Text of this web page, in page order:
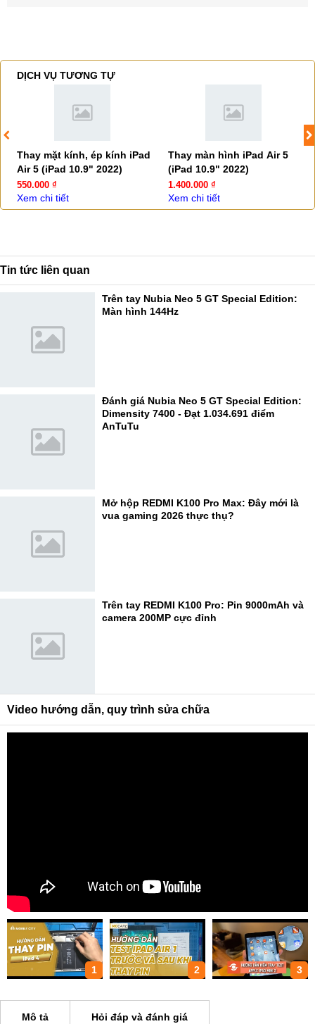
DỊCH VỤ TƯƠNG TỰ
Thay mặt kính, ép kính iPad
Air 5 (iPad 10.9" 2022)
550.000 ₫
Xem chi tiết
Thay màn hình iPad Air 5
(iPad 10.9" 2022)
1.400.000 ₫
Xem chi tiết
Tin tức liên quan
Trên tay Nubia Neo 5 GT Special Edition:
Màn hình 144Hz
Đánh giá Nubia Neo 5 GT Special Edition:
Dimensity 7400 - Đạt 1.034.691 điểm
AnTuTu
Mở hộp REDMI K100 Pro Max: Đây mới là
vua gaming 2026 thực thụ?
Trên tay REDMI K100 Pro: Pin 9000mAh và
camera 200MP cực đỉnh
Video hướng dẫn, quy trình sửa chữa
1 2 3
Mô tả Hỏi đáp và đánh giá